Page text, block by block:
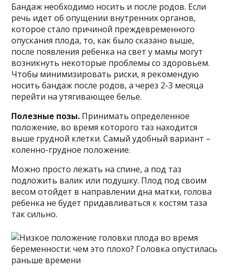
Бандаж необходимо носить и после родов. Если
речь идет об опущении внутренних органов,
которое стало причиной преждевременного
опускания плода, то, как было сказано выше,
после появления ребенка на свет у мамы могут
возникнуть некоторые проблемы со здоровьем.
Чтобы минимизировать риски, я рекомендую
носить бандаж после родов, а через 2-3 месяца
перейти на утягивающее белье.
Полезные позы. Принимать определенное
положение, во время которого таз находится
выше грудной клетки. Самый удобный вариант –
коленно-грудное положение.
Можно просто лежать на спине, а под таз
подложить валик или подушку. Плод под своим
весом отойдет в направлении дна матки, голова
ребенка не будет придавливаться к костям таза
так сильно.